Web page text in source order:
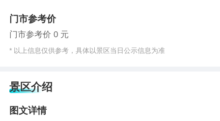
门市参考价
门市参考价 0 元
* 以上信息仅供参考，具体以景区当日公示信息为准
景区介绍
图文详情